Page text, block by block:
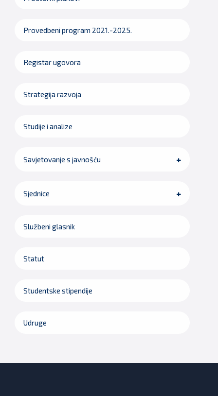
Provedbeni program 2021.-2025.
Registar ugovora
Strategija razvoja
Studije i analize
Savjetovanje s javnošću
Sjednice
Službeni glasnik
Statut
Studentske stipendije
Udruge